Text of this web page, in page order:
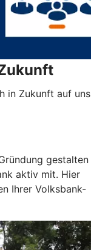
in Zukunft auf uns
gestalten
aktiv mit. Hier
Ihrer Volksbank-